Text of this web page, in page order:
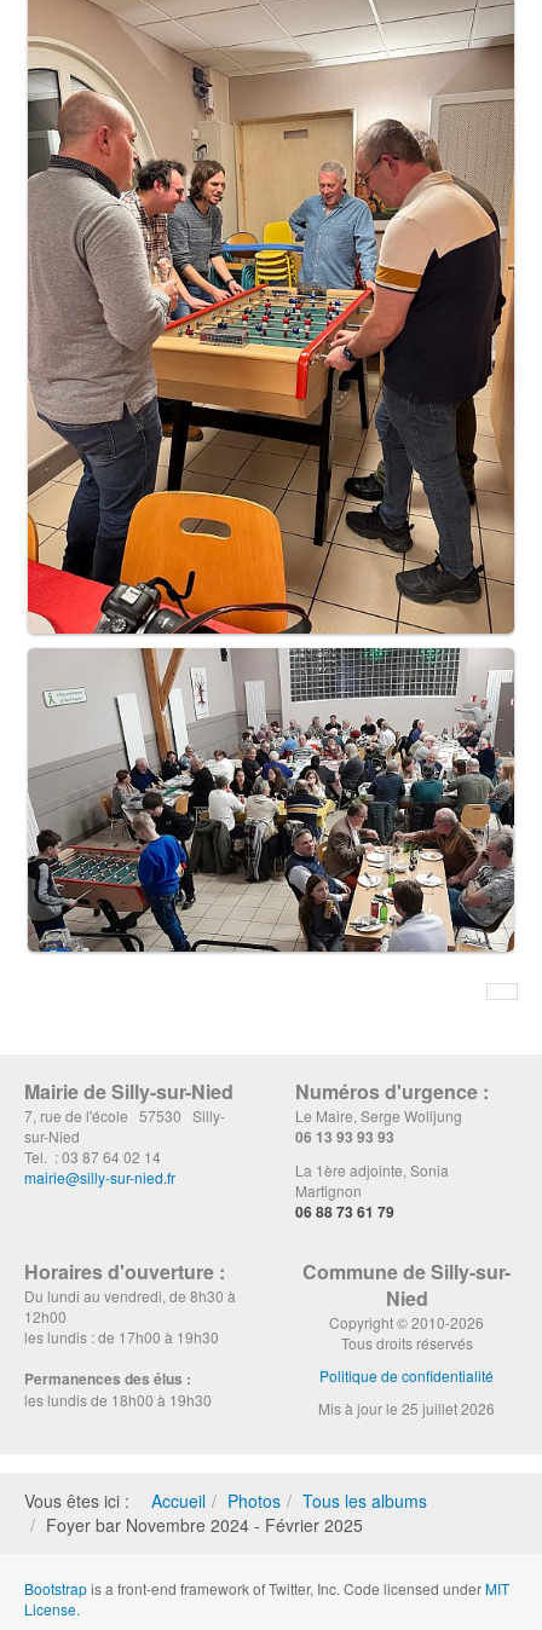
Mairie de Silly-sur-Nied
7, rue de l'école 57530 Silly-
sur-Nied
Tel. : 03 87 64 02 14
mairie@silly-sur-nied.fr
Numéros d'urgence :
Le Maire, Serge Wolljung
06 13 93 93 93
La 1ère adjointe, Sonia
Martignon
06 88 73 61 79
Horaires d'ouverture :
Du lundi au vendredi, de 8h30 à
12h00
les lundis : de 17h00 à 19h30
Permanences des élus :
les lundis de 18h00 à 19h30
Commune de Silly-sur-
Nied
Copyright © 2010-2026
Tous droits réservés
Politique de confidentialité
Mis à jour le 25 juillet 2026
Vous êtes ici : Accueil Photos
Tous les albums
Foyer bar Novembre 2024 - Février 2025
Bootstrapis a front-end framework of Twitter, Inc. Code licensed underMIT
License.